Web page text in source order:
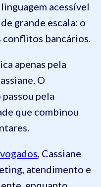
acessível
grande escala: o
conflitos bancários.
apenas pela
O
pela
que combinou
, Cassiane
atendimento e